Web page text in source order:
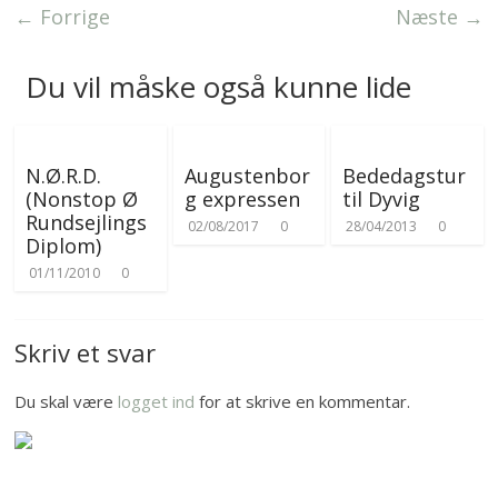
r← Forrige Næste →
Du vil måske også kunne lide
N.Ø.R.D.
(Nonstop Ø
Rundsejlings
Diplom)
01/11/2010 0
Augustenbor
g expressen
02/08/2017 0
Bededagstur
til Dyvig
28/04/2013 0
Skriv et svar
Du skal være logget ind for at skrive en kommentar.